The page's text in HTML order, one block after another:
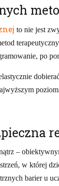
to nie jest
po
–
w której
barier u